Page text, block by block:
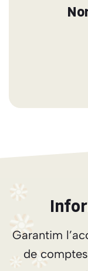
Garantim
de